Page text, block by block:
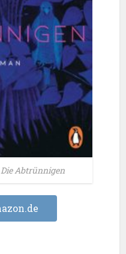
Abtrünnigen